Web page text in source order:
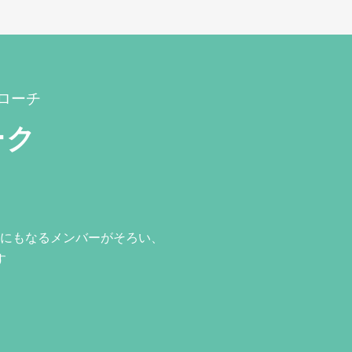
ーチ
もなるメンバーがそろい、